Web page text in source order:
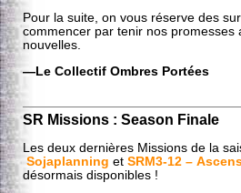
Pour la suite, on vous réserve des
commencer par tenir nos promesses
nouvelles.
—Le Collectif Ombres Portées
SR Missions : Season Finale
Les deux dernières Missions de la
Sojaplanning et SRM3-12 –
désormais disponibles !